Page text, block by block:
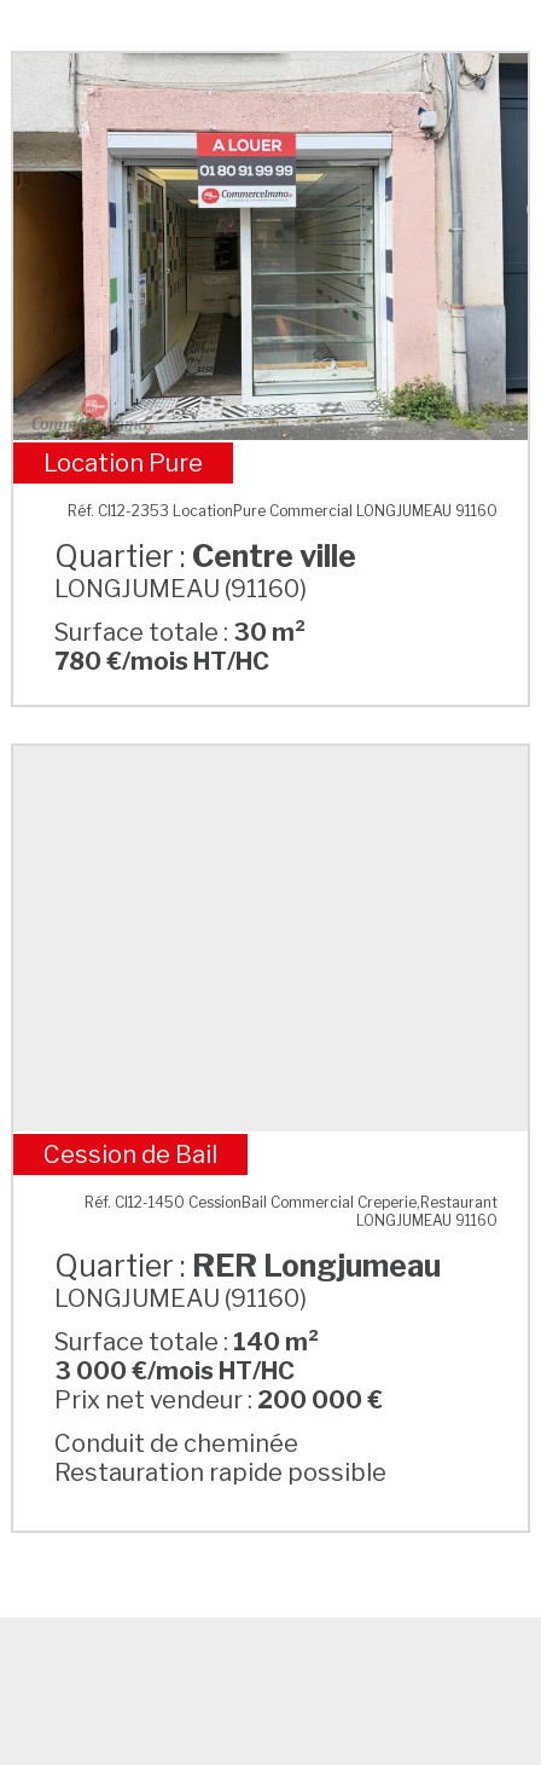
Centre ville
Location Pure
Réf. CI12-2353 LocationPure Commercial LONGJUMEAU 91160
Quartier : Centre ville
LONGJUMEAU (91160)
Surface totale : 30 m²
780 €/mois HT/HC
RER Longjumeau
Cession de Bail
Réf. CI12-1450 CessionBail Commercial Creperie,Restaurant
LONGJUMEAU 91160
Quartier : RER Longjumeau
LONGJUMEAU (91160)
Surface totale : 140 m²
3 000 €/mois HT/HC
Prix net vendeur : 200 000 €
Conduit de cheminée
Restauration rapide possible